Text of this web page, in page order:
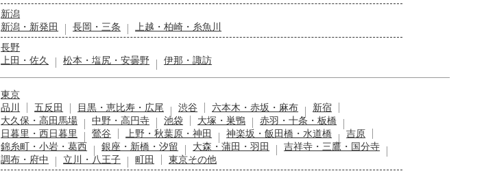
新潟
新潟・新発田
長岡・三条
上越・柏崎・糸魚川
長野
上田・佐久
松本・塩尻・安曇野 伊那・諏訪
東京
品川
五反田 目黒・恵比寿・広尾 渋谷 六本木・赤坂・麻布
新宿
大久保・高田馬場
中野・高円寺 池袋 大塚・巣鴨
赤羽・十条・板橋
日暮里・西日暮里
鶯谷 上野・秋葉原・神田 神楽坂・飯田橋・水道橋
吉原
錦糸町・小岩・葛西
銀座・新橋・汐留 大森・蒲田・羽田
吉祥寺・三鷹・国分寺
調布・府中
立川・八王子 町田
東京その他